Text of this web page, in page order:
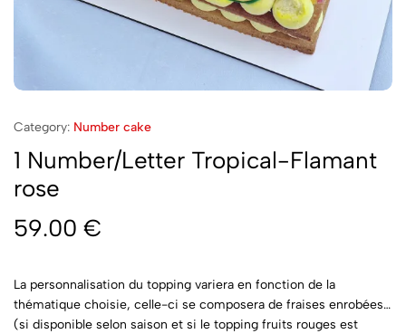
Category: Number cake
1 Number/Letter Tropical-Flamant
rose
59.00 €
La personnalisation du topping variera en fonction de la
thématique choisie, celle-ci se composera de fraises enrobées
(si disponible selon saison et si le topping fruits rouges est